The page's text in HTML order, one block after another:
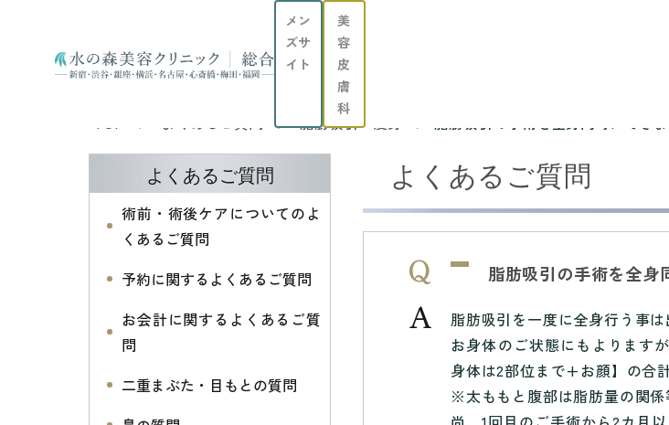
メン
ズサ
イト
美
容
皮
膚
科
TOP よくあるご質問 脂肪吸引・痩身 脂肪吸引の手術を全身同時にできま
よくあるご質問
術前・術後ケアについてのよ
くあるご質問
予約に関するよくあるご質問
お会計に関するよくあるご質
問
二重まぶた・目もとの質問
よくあるご質問
脂肪吸引の手術を全身
脂肪吸引を一度に全身行う事は
お身体のご状態にもよります
身体は2部位まで+お顔】の合
※太ももと腹部は脂肪量の関係